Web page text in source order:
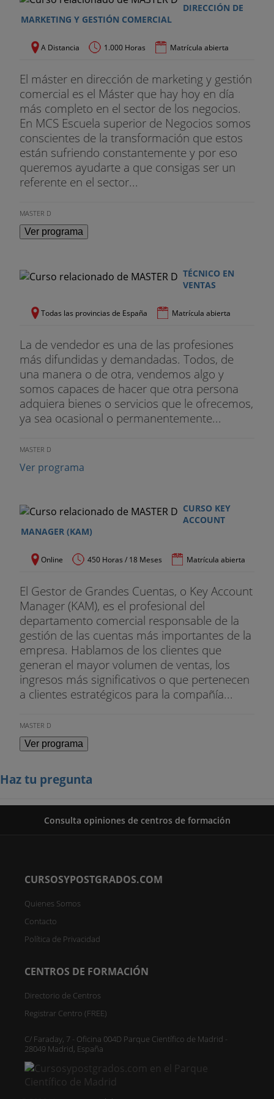
DIRECCIÓN DE
MARKETING Y GESTIÓN COMERCIAL
A Distancia 1.000 Horas Matrícula abierta
El máster en dirección de marketing y gestión
comercial es el Máster que hay hoy en día
más completo en el sector de los negocios.
En MCS Escuela superior de Negocios somos
conscientes de la transformación que estos
están sufriendo constantemente y por eso
queremos ayudarte a que consigas ser un
referente en el sector...
MASTER D
Ver programa
TÉCNICO EN
VENTAS
Todas las provincias de España Matrícula abierta
La de vendedor es una de las profesiones
más difundidas y demandadas. Todos, de
una manera o de otra, vendemos algo y
somos capaces de hacer que otra persona
adquiera bienes o servicios que le ofrecemos,
ya sea ocasional o permanentemente...
MASTER D
Ver programa
CURSO KEY
ACCOUNT
MANAGER (KAM)
Online 450 Horas / 18 Meses Matrícula abierta
El Gestor de Grandes Cuentas, o Key Account
Manager (KAM), es el profesional del
departamento comercial responsable de la
gestión de las cuentas más importantes de la
empresa. Hablamos de los clientes que
generan el mayor volumen de ventas, los
ingresos más significativos o que pertenecen
a clientes estratégicos para la compañía...
MASTER D
Ver programa
Haz tu pregunta
Consulta opiniones de centros de formación
CURSOSYPOSTGRADOS.COM
Quienes Somos
Contacto
Política de Privacidad
CENTROS DE FORMACIÓN
Directorio de Centros
Registrar Centro (FREE)
C/ Faraday, 7 - Oficina 004D Parque Científico de Madrid -
28049 Madrid, España